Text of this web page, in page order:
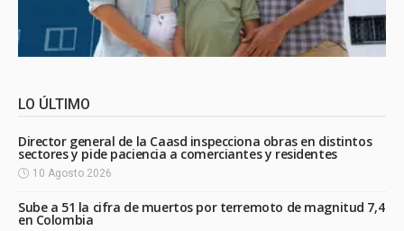
LO ÚLTIMO
Director general de la Caasd inspecciona obras en distintos
sectores y pide paciencia a comerciantes y residentes
10 Agosto 2026
Sube a 51 la cifra de muertos por terremoto de magnitud 7,4
en Colombia